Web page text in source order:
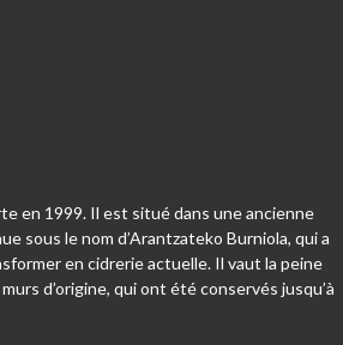
en 1999. Il est situé dans une ancienne
sous le nom d’Arantzateko Burniola, qui a
en cidrerie actuelle. Il vaut la peine
d’origine, qui ont été conservés jusqu’à